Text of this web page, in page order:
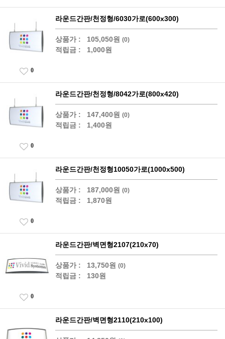
라운드간판/천정형/6030가로(600x300)
상품가 : 105,050원 (0)
적립금 : 1,000원
0
라운드간판/천정형/8042가로(800x420)
상품가 : 147,400원 (0)
적립금 : 1,400원
0
라운드간판/천정형10050가로(1000x500)
상품가 : 187,000원 (0)
적립금 : 1,870원
0
라운드간판/벽면형2107(210x70)
상품가 : 13,750원 (0)
적립금 : 130원
0
라운드간판/벽면형2110(210x100)